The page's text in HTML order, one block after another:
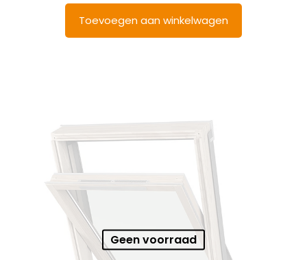
Toevoegen aan winkelwagen
Geen voorraad